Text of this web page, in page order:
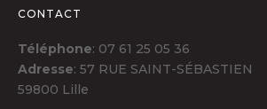
CONTACT
Téléphone: 07 61 25 05 36
Adresse: 57 RUE SAINT-SÉBASTIEN
59800 Lille